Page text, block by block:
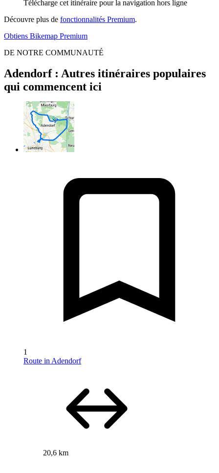
Télécharge cet itinéraire pour la navigation hors ligne
Découvre plus de fonctionnalités Premium.
Obtiens Bikemap Premium
DE NOTRE COMMUNAUTÉ
Adendorf : Autres itinéraires populaires
qui commencent ici
1
Route in Adendorf
20,6 km